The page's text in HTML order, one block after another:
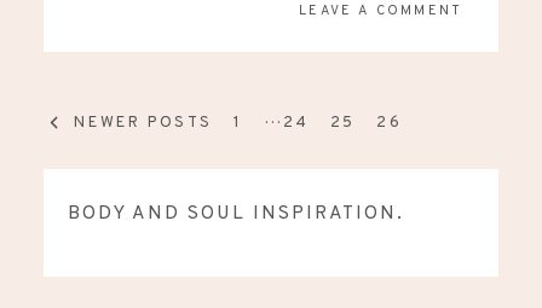
LEAVE A COMMENT
NEWER POSTS 1 … 24 25 26
BODY AND SOUL INSPIRATION.